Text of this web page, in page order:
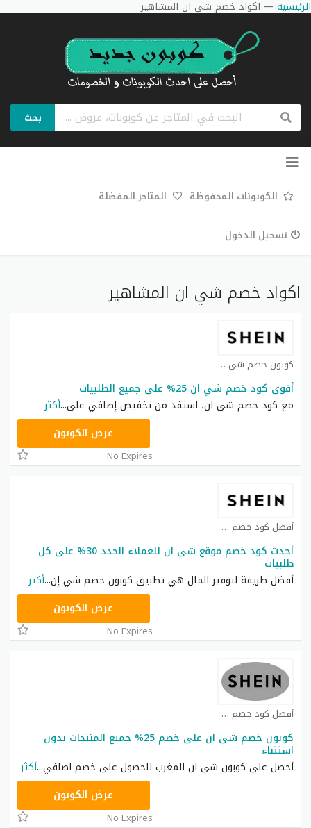
الرئيسية — اكواد خصم شي ان المشاهير
بحث
تخطي
الكوبونات المحفوظة المتاجر المفضلة
تسجيل الدخول
اكواد خصم شي ان المشاهير
كوبون خصم شي ان كوبون
أقوى كود خصم شي ان 25% على جميع الطلبيات
مع كود خصم شي ان، استفد من تخفيض إضافي على...أكثر
عرض الكوبون
No Expires
أفضل كود خصم شي ان كوبون
أحدث كود خصم موقع شي ان للعملاء الجدد 30% على كل
طلبيات
أفضل طريقة لتوفير المال هي تطبيق كوبون خصم شي إن...أكثر
عرض الكوبون
No Expires
أفضل كود خصم شي ان كوبون
كوبون خصم شي ان على خصم 25% جميع المنتجات بدون
استتناء
أحصل على كوبون شي ان المغرب للحصول على خصم اضافي...أكثر
عرض الكوبون
No Expires